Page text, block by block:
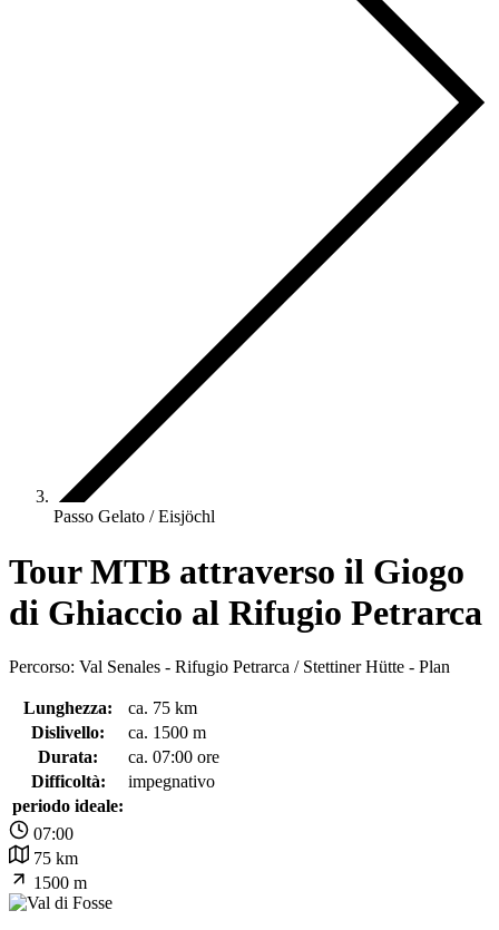
Passo Gelato / Eisjöchl
Tour MTB attraverso il Giogo
di Ghiaccio al Rifugio Petrarca
Percorso: Val Senales - Rifugio Petrarca / Stettiner Hütte - Plan
Lunghezza:
ca. 75 km
Dislivello:
ca. 1500 m
Durata:
ca. 07:00 ore
Difficoltà:
impegnativo
periodo ideale:
07:00
75 km
1500 m